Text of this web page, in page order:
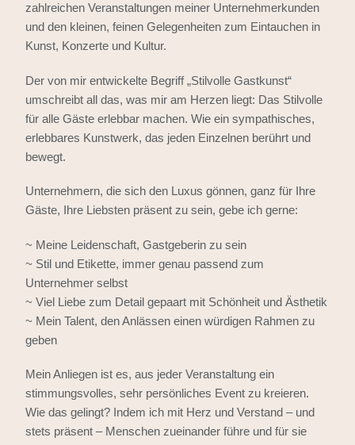
zahlreichen Veranstaltungen meiner Unternehmerkunden
und den kleinen, feinen Gelegenheiten zum Eintauchen in
Kunst, Konzerte und Kultur.
Der von mir entwickelte Begriff „Stilvolle Gastkunst“
umschreibt all das, was mir am Herzen liegt: Das Stilvolle
für alle Gäste erlebbar machen. Wie ein sympathisches,
erlebbares Kunstwerk, das jeden Einzelnen berührt und
bewegt.
Unternehmern, die sich den Luxus gönnen, ganz für Ihre
Gäste, Ihre Liebsten präsent zu sein, gebe ich gerne:
~ Meine Leidenschaft, Gastgeberin zu sein
~ Stil und Etikette, immer genau passend zum
Unternehmer selbst
~ Viel Liebe zum Detail gepaart mit Schönheit und Ästhetik
~ Mein Talent, den Anlässen einen würdigen Rahmen zu
geben
Mein Anliegen ist es, aus jeder Veranstaltung ein
stimmungsvolles, sehr persönliches Event zu kreieren.
Wie das gelingt? Indem ich mit Herz und Verstand – und
stets präsent – Menschen zueinander führe und für sie